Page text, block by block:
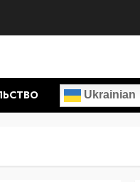
Ukrainian